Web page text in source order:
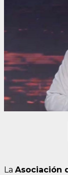
La Asociación